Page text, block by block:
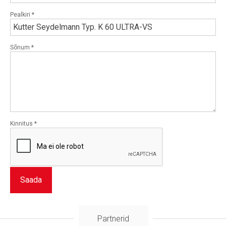
Pealkiri *
Sõnum *
Kinnitus *
Saada
Partnerid